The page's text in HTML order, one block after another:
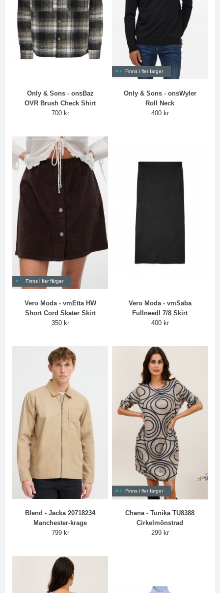
Only & Sons - onsBaz
OVR Brush Check Shirt
700 kr
Finns i fler färger
Only & Sons - onsWyler
Roll Neck
400 kr
Finns i fler färger
Vero Moda - vmEtta HW
Short Cord Skater Skirt
350 kr
Vero Moda - vmSaba
Fullneedl 7/8 Skirt
400 kr
Blend - Jacka 20718234
Manchester-krage
799 kr
Finns i fler färger
Chana - Tunika TU8388
Cirkelmönstrad
299 kr